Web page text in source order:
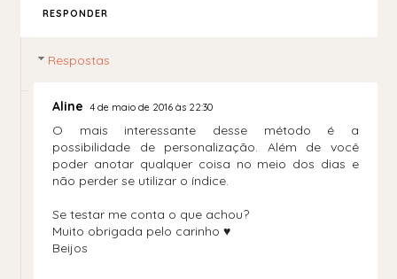
RESPONDER
Respostas
Aline 4 de maio de 2016 às 22:30
O mais interessante desse método é a
possibilidade de personalização. Além de você
poder anotar qualquer coisa no meio dos dias e
não perder se utilizar o índice.
Se testar me conta o que achou?
Muito obrigada pelo carinho ♥
Beijos